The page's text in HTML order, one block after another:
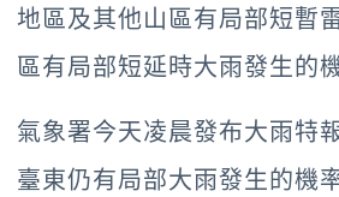
地區及其他山區有局部短暫
區有局部短延時大雨發生的
氣象署今天凌晨發布大雨特
臺東仍有局部大雨發生的機